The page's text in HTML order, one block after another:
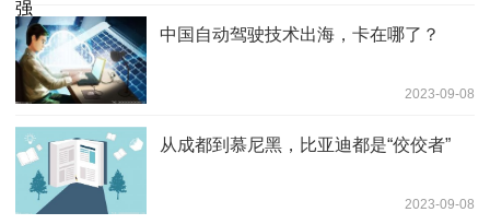
中国自动驾驶技术出海，卡在哪了？
2023-09-08
从成都到慕尼黑，比亚迪都是“佼佼者”
2023-09-08